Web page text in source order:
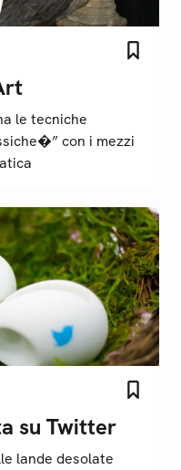
le tecniche
con i mezzi
su Twitter
lande desolate